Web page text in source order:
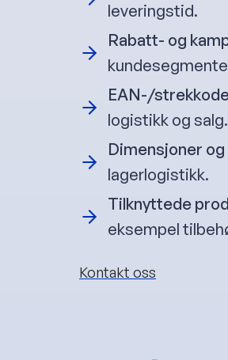
leveringstid.
Rabatt- og
EAN-/
logistikk og salg.
Dimensjoner
lagerlogistikk.
Tilknyttede
eksempel
Kontakt oss